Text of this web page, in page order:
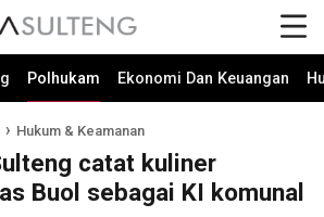
Polhukam Ekonomi Dan Keuangan
Hukum & Keamanan
catat kuliner
Buol sebagai KI komunal